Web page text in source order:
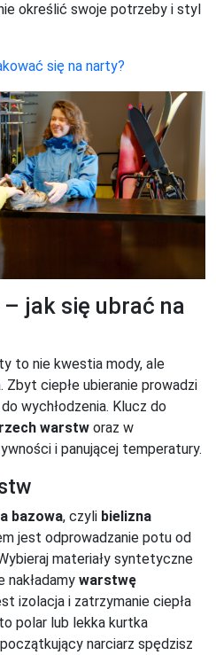
określić swoje potrzeby i styl
się na narty?
jak się ubrać na
to nie kwestia mody, ale
ciepłe ubieranie prowadzi
wychłodzenia. Klucz do
warstw oraz w
i panującej temperatury.
bazowa, czyli bielizna
jest odprowadzanie potu od
materiały syntetyczne
nakładamy warstwę
izolacja i zatrzymanie ciepła
polar lub lekka kurtka
narciarz spędzisz